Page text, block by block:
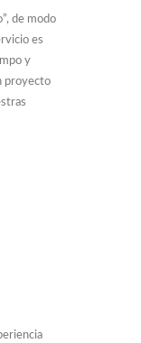
de modo
es
y
proyecto